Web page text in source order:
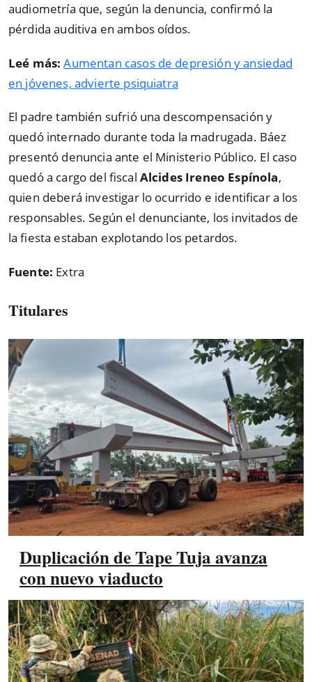
audiometría que, según la denuncia, confirmó la
pérdida auditiva en ambos oídos.
Leé más:Aumentan casos de depresión y ansiedad
en jóvenes, advierte psiquiatra
El padre también sufrió una descompensación y
quedó internado durante toda la madrugada. Báez
presentó denuncia ante el Ministerio Público. El caso
quedó a cargo del fiscal Alcides Ireneo Espínola,
quien deberá investigar lo ocurrido e identificar a los
responsables. Según el denunciante, los invitados de
la fiesta estaban explotando los petardos.
Fuente: Extra
Titulares
Duplicación de Tape Tuja avanza
con nuevo viaducto